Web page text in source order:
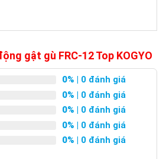
gật gù FRC-12 Top KOGYO
0% | 0 đánh giá
0% | 0 đánh giá
0% | 0 đánh giá
0% | 0 đánh giá
0% | 0 đánh giá